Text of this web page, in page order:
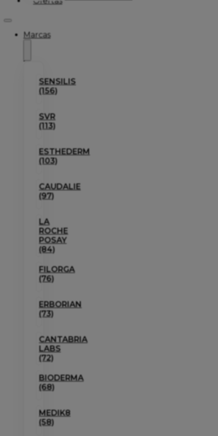
Marcas
SENSILIS
(156)
SVR
(113)
ESTHEDERM
(103)
CAUDALIE
(97)
LA
ROCHE
POSAY
(84)
FILORGA
(76)
ERBORIAN
(73)
CANTABRIA
LABS
(72)
BIODERMA
(68)
MEDIK8
(58)